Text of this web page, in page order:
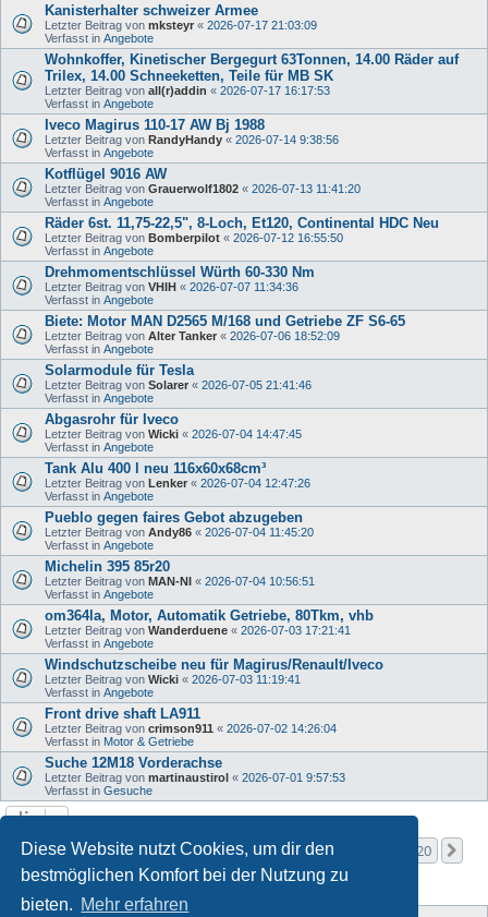
Diese Website nutzt Cookies, um dir den
bestmöglichen Komfort bei der Nutzung zu
bieten. Mehr erfahren
Kanisterhalter schweizer Armee
Letzter Beitrag von mksteyr « 2026-07-17 21:03:09
Verfasst in Angebote
Wohnkoffer, Kinetischer Bergegurt 63Tonnen, 14.00 Räder auf
Trilex, 14.00 Schneeketten, Teile für MB SK
Letzter Beitrag von all(r)addin « 2026-07-17 16:17:53
Verfasst in Angebote
Iveco Magirus 110-17 AW Bj 1988
Letzter Beitrag von RandyHandy « 2026-07-14 9:38:56
Verfasst in Angebote
Kotflügel 9016 AW
Letzter Beitrag von Grauerwolf1802 « 2026-07-13 11:41:20
Verfasst in Angebote
Räder 6st. 11,75-22,5", 8-Loch, Et120, Continental HDC Neu
Letzter Beitrag von Bomberpilot « 2026-07-12 16:55:50
Verfasst in Angebote
Drehmomentschlüssel Würth 60-330 Nm
Letzter Beitrag von VHIH « 2026-07-07 11:34:36
Verfasst in Angebote
Biete: Motor MAN D2565 M/168 und Getriebe ZF S6-65
Letzter Beitrag von Alter Tanker « 2026-07-06 18:52:09
Verfasst in Angebote
Solarmodule für Tesla
Letzter Beitrag von Solarer « 2026-07-05 21:41:46
Verfasst in Angebote
Abgasrohr für Iveco
Letzter Beitrag von Wicki « 2026-07-04 14:47:45
Verfasst in Angebote
Tank Alu 400 l neu 116x60x68cm³
Letzter Beitrag von Lenker « 2026-07-04 12:47:26
Verfasst in Angebote
Pueblo gegen faires Gebot abzugeben
Letzter Beitrag von Andy86 « 2026-07-04 11:45:20
Verfasst in Angebote
Michelin 395 85r20
Letzter Beitrag von MAN-NI « 2026-07-04 10:56:51
Verfasst in Angebote
om364la, Motor, Automatik Getriebe, 80Tkm, vhb
Letzter Beitrag von Wanderduene « 2026-07-03 17:21:41
Verfasst in Angebote
Windschutzscheibe neu für Magirus/Renault/Iveco
Letzter Beitrag von Wicki « 2026-07-03 11:19:41
Verfasst in Angebote
Front drive shaft LA911
Letzter Beitrag von crimson911 « 2026-07-02 14:26:04
Verfasst in Motor & Getriebe
Suche 12M18 Vorderachse
Letzter Beitrag von martinaustirol « 2026-07-01 9:57:53
Verfasst in Gesuche
Die Suche ergab mehr als 1000 Treffer Seite1von
1 2 3 20